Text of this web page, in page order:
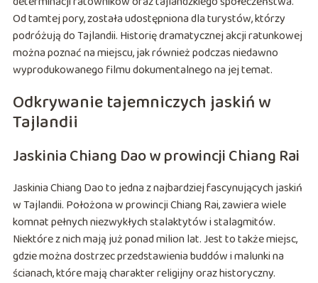
Od tamtej pory, została udostępniona dla turystów, którzy
podróżują do Tajlandii. Historię dramatycznej akcji ratunkowej
można poznać na miejscu, jak również podczas niedawno
wyprodukowanego filmu dokumentalnego na jej temat.
Odkrywanie tajemniczych jaskiń w
Tajlandii
Jaskinia Chiang Dao w prowincji Chiang Rai
Jaskinia Chiang Dao to jedna z najbardziej fascynujących jaskiń
w Tajlandii. Położona w prowincji Chiang Rai, zawiera wiele
komnat pełnych niezwykłych stalaktytów i stalagmitów.
Niektóre z nich mają już ponad milion lat. Jest to także miejsc,
gdzie można dostrzec przedstawienia buddów i malunki na
ścianach, które mają charakter religijny oraz historyczny.